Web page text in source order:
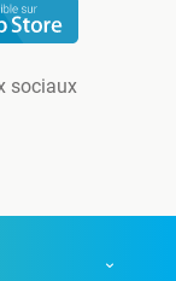
sociaux